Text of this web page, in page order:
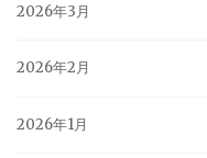
2026年3月
2026年2月
2026年1月